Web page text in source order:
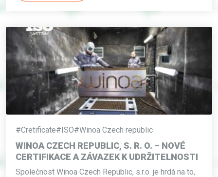
#Cretificate#ISO#Winoa Czech republic
WINOA CZECH REPUBLIC, S. R. O. – NOVÉ
CERTIFIKACE A ZÁVAZEK K UDRŽITELNOSTI
Společnost Winoa Czech Republic, s.r.o. je hrdá na to,